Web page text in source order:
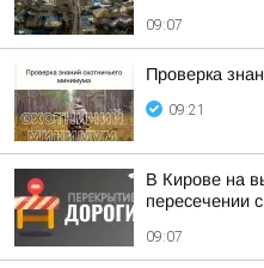
09:07
Проверка
09:21
В Кирове на
пересечении
09:07